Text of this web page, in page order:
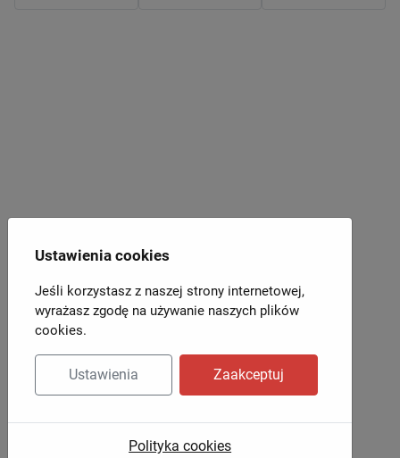
Ustawienia cookies
Jeśli korzystasz z naszej strony internetowej,
wyrażasz zgodę na używanie naszych plików
cookies.
Ustawienia Zaakceptuj
Polityka cookies